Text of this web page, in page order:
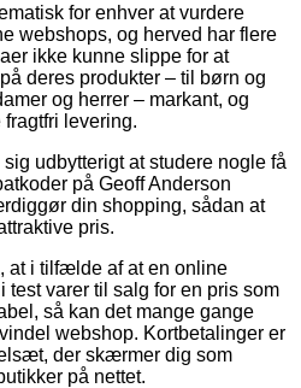
for enhver at vurdere
webshops, og herved har flere
ikke kunne slippe for at
deres produkter – til børn og
og herrer – markant, og
levering.
udbytterigt at studere nogle få
på Geoff Anderson
din shopping, sådan at
pris.
at i tilfælde af at en online
test varer til salg for en pris som
så kan det mange gange
webshop. Kortbetalinger er
der skærmer dig som
på nettet.